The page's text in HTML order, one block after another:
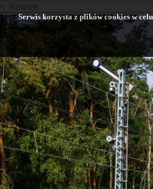
Serwis korzysta z plików cookies w